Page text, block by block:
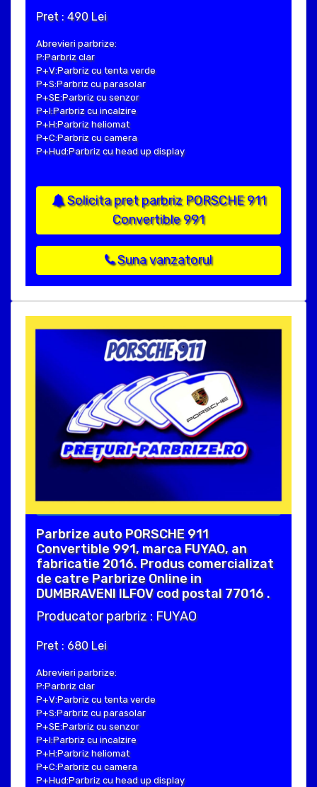
Pret : 490 Lei
Abrevieri parbrize:
P:Parbriz clar
P+V:Parbriz cu tenta verde
P+S:Parbriz cu parasolar
P+SE:Parbriz cu senzor
P+I:Parbriz cu incalzire
P+H:Parbriz heliomat
P+C:Parbriz cu camera
P+Hud:Parbriz cu head up display
Solicita pret parbriz PORSCHE 911
Convertible 991
Suna vanzatorul
Parbrize auto PORSCHE 911
Convertible 991, marca FUYAO, an
fabricatie 2016. Produs comercializat
de catre Parbrize Online in
DUMBRAVENI ILFOV cod postal 77016 .
Producator parbriz : FUYAO
Pret : 680 Lei
Abrevieri parbrize:
P:Parbriz clar
P+V:Parbriz cu tenta verde
P+S:Parbriz cu parasolar
P+SE:Parbriz cu senzor
P+I:Parbriz cu incalzire
P+H:Parbriz heliomat
P+C:Parbriz cu camera
P+Hud:Parbriz cu head up display